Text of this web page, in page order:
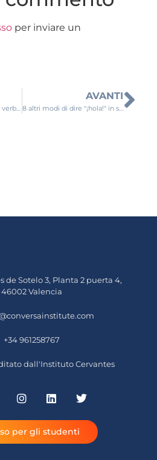
per inviare un
Attività online: Coniuga i verbi spagnoli al presente
AVANTI
8 altri modi di dire "¡hola!" in spagnolo
de Sotelo 3, Planta 2 puerta 4,
46002 Valencia
+34 961258767
dall'Instituto Cervantes
per gli studenti